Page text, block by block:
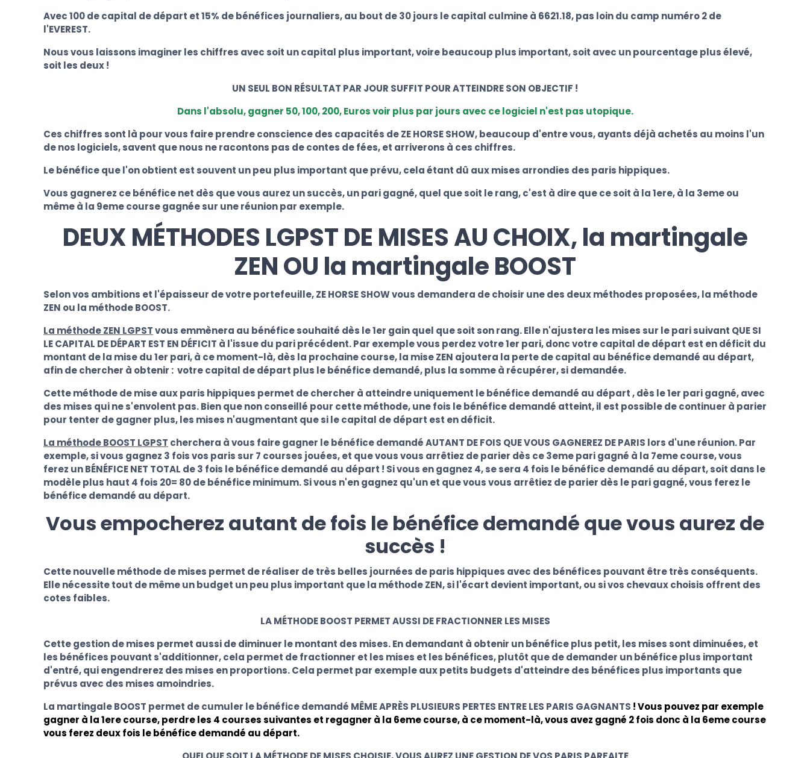
Avec 100 de capital de départ et 15% de bénéfices journaliers, au bout de 30 jours le capital culmine à 6621.18, pas loin du camp numéro 2 de
l'EVEREST.
Nous vous laissons imaginer les chiffres avec soit un capital plus important, voire beaucoup plus important, soit avec un pourcentage plus élevé,
soit les deux !
UN SEUL BON RÉSULTAT PAR JOUR SUFFIT POUR ATTEINDRE SON OBJECTIF !
Dans l'absolu, gagner 50, 100, 200, Euros voir plus par jours avec ce logiciel n'est pas utopique.
Ces chiffres sont là pour vous faire prendre conscience des capacités de ZE HORSE SHOW, beaucoup d'entre vous, ayants déjà achetés au moins l'un
de nos logiciels, savent que nous ne racontons pas de contes de fées, et arriverons à ces chiffres.
Le bénéfice que l'on obtient est souvent un peu plus important que prévu, cela étant dû aux mises arrondies des paris hippiques.
Vous gagnerez ce bénéfice net dès que vous aurez un succès, un pari gagné, quel que soit le rang, c'est à dire que ce soit à la 1ere, à la 3eme ou
même à la 9eme course gagnée sur une réunion par exemple.
DEUX MÉTHODES LGPST DE MISES AU CHOIX, la martingale
ZEN OU la martingale BOOST
Selon vos ambitions et l'épaisseur de votre portefeuille, ZE HORSE SHOW vous demandera de choisir une des deux méthodes proposées, la méthode
ZEN ou la méthode BOOST.
La méthode ZEN LGPSTvous emmènera au bénéfice souhaité dès le 1er gain quel que soit son rang. Elle n'ajustera les mises sur le pari suivant QUE SI
LE CAPITAL DE DÉPART EST EN DÉFICIT à l'issue du pari précédent. Par exemple vous perdez votre 1er pari, donc votre capital de départ est en déficit du
montant de la mise du 1er pari, à ce moment-là, dès la prochaine course, la mise ZEN ajoutera la perte de capital au bénéfice demandé au départ,
afin de chercher à obtenir : votre capital de départ plus le bénéfice demandé, plus la somme à récupérer, si demandée.
Cette méthode de mise aux paris hippiques permet de chercher à atteindre uniquement le bénéfice demandé au départ, dès le 1er pari gagné, avec
des mises qui ne s'envolent pas. Bien que non conseillé pour cette méthode, une fois le bénéfice demandé atteint, il est possible de continuer à parier
pour tenter de gagner plus, les mises n'augmentant que si le capital de départ est en déficit.
La méthode BOOST LGPST cherchera à vous faire gagner le bénéfice demandé AUTANT DE FOIS QUE VOUS GAGNEREZ DE PARIS lors d'une réunion. Par
exemple,si vous gagnez 3 fois vos paris sur 7 courses jouées, et que vous vous arrêtiez de parier dès ce 3eme pari gagné à la 7eme course, vous
ferez un BÉNÉFICE NET TOTAL de 3 fois le bénéfice demandé au départ ! Si vous en gagnez 4, se sera 4 fois le bénéfice demandé au départ, soit dans le
modèle plus haut 4 fois 20= 80 de bénéfice minimum. Si vous n'en gagnez qu'un et que vous vous arrêtiez de parier dès le pari gagné, vous ferez le
bénéfice demandé au départ.
Vous empocherez autant de fois le bénéfice demandé que vous aurez de
succès !
Cette nouvelle méthode de mises permet de réaliser de très belles journées de paris hippiques avec des bénéfices pouvant être très conséquents.
Elle nécessite tout de même un budget un peu plus important que la méthode ZEN, si l'écart devient important, ou si vos chevaux choisis offrent des
cotes faibles.
LA MÉTHODE BOOST PERMET AUSSI DE FRACTIONNER LES MISES
Cette gestion de mises permet aussi de diminuer le montant des mises. En demandant à obtenir un bénéfice plus petit, les mises sont diminuées, et
les bénéfices pouvant s'additionner, cela permet de fractionner et les mises et les bénéfices, plutôt que de demander un bénéfice plus important
d'entré, qui engendrerez des mises en proportions. Cela permet par exemple aux petits budgets d'atteindre des bénéfices plus importants que
prévus avec des mises amoindries.
La martingale BOOST permet de cumuler le bénéfice demandé MÊME APRÈS PLUSIEURS PERTES ENTRE LES PARIS GAGNANTS ! Vous pouvez par exemple
gagner à la 1ere course, perdre les 4 courses suivantes et regagner à la 6eme course, à ce moment-là, vous avez gagné 2 fois donc à la 6eme course
vous ferez deux fois le bénéfice demandé au départ.